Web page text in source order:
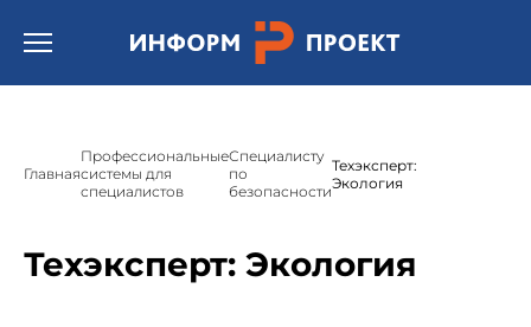
"Техэксперт/кодекс"(Техэксперт: Охрана труда) */
Открыть бургер меню.
Главная
Профессиональные
системы для
специалистов
Специалисту
по
безопасности
Техэксперт:
Экология
Техэксперт: Экология